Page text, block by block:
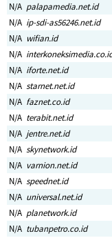
N/A palapamedia.net.id
N/A ip-sdi-as56246.net.id
N/A wifian.id
N/A
N/A iforte.net.id
N/A starnet.net.id
N/A faznet.co.id
N/A terabit.net.id
N/A jentre.net.id
N/A skynetwork.id
N/A varnion.net.id
N/A speednet.id
N/A universal.net.id
N/A planetwork.id
N/A tubanpetro.co.id